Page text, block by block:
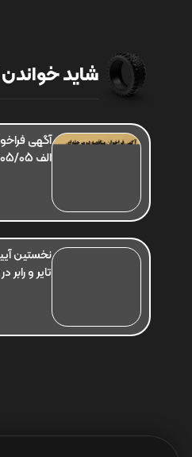
شاید
آگهی
الف 405/05 شرکت ایران یاسا تایر و رابر
نخستین
تایر و رابر در سال